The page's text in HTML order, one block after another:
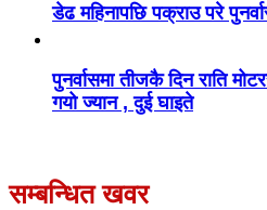
डेढ महिनापछि पक्राउ परे
पुनर्वासमा तीजकै दिन राति
गयो ज्यान , दुई घाइते
सम्बन्धित खवर